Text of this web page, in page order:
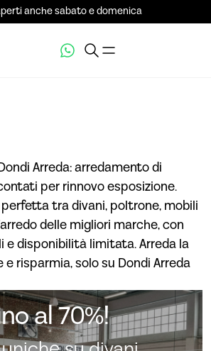
anche sabato e domenica
Arreda: arredamento di
per rinnovo esposizione.
perfetta tra divani, poltrone, mobili
delle migliori marche, con
disponibilità limitata. Arreda la
risparmia, solo su Dondi Arreda
al 70%!